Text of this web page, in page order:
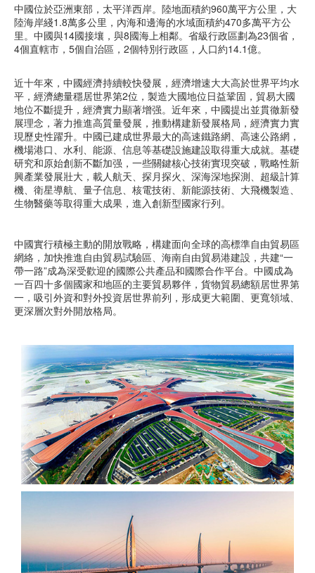
中國位於亞洲東部，太平洋西岸。陸地面積約960萬平方公里，大
陸海岸綫1.8萬多公里，內海和邊海的水域面積約470多萬平方公
里。中國與14國接壤，與8國海上相鄰。省級行政區劃為23個省，
4個直轄市，5個自治區，2個特別行政區，人口約14.1億。
近十年來，中國經濟持續較快發展，經濟增速大大高於世界平均水
平，經濟總量穩居世界第2位，製造大國地位日益鞏固，貿易大國
地位不斷提升，經濟實力顯著增强。近年來，中國提出並貫徹新發
展理念，著力推進高質量發展，推動構建新發展格局，經濟實力實
現歷史性躍升。中國已建成世界最大的高速鐵路網、高速公路網，
機場港口、水利、能源、信息等基礎設施建設取得重大成就。基礎
研究和原始創新不斷加强，一些關鍵核心技術實現突破，戰略性新
興產業發展壯大，載人航天、探月探火、深海深地探測、超級計算
機、衛星導航、量子信息、核電技術、新能源技術、大飛機製造、
生物醫藥等取得重大成果，進入創新型國家行列。
中國實行積極主動的開放戰略，構建面向全球的高標準自由貿易區
網絡，加快推進自由貿易試驗區、海南自由貿易港建設，共建“一
帶一路”成為深受歡迎的國際公共產品和國際合作平台。中國成為
一百四十多個國家和地區的主要貿易夥伴，貨物貿易總額居世界第
一，吸引外資和對外投資居世界前列，形成更大範圍、更寬領域、
更深層次對外開放格局。